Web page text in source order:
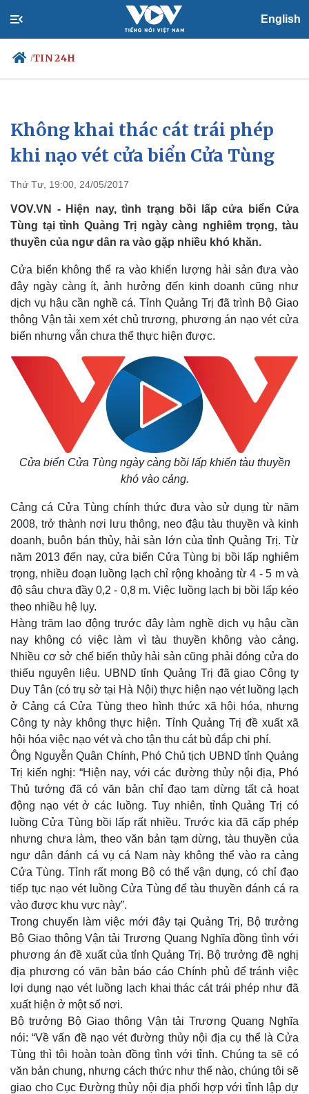
English
/TIN 24H
Chính trị
Đảng
Tổ chức nhân sự
Nhận diện sự thật
Xã hội
Tin 24h
Dự báo thời tiết
Việc làm
Biển đảo
Thế giới
Quan sát
Cuộc sống đó đây
Hồ sơ
Multimedia
Video
Ảnh
E-Magazine
Không khai thác cát trái phép
khi nạo vét cửa biển Cửa Tùng
Thứ Tư, 19:00, 24/05/2017
VOV.VN - Hiện nay, tình trạng bồi lấp cửa biển Cửa
Tùng tại tỉnh Quảng Trị ngày càng nghiêm trọng, tàu
thuyền của ngư dân ra vào gặp nhiều khó khăn.
Cửa biển không thể ra vào khiến lượng hải sản đưa vào
đây ngày càng ít, ảnh hưởng đến kinh doanh cũng như
dịch vụ hậu cần nghề cá. Tỉnh Quảng Trị đã trình Bộ Giao
thông Vận tải xem xét chủ trương, phương án nạo vét cửa
biển nhưng vẫn chưa thể thực hiện được.
Cửa biển Cửa Tùng ngày càng bồi lấp khiến tàu thuyền
khó vào cảng.
Cảng cá Cửa Tùng chính thức đưa vào sử dụng từ năm
2008, trở thành nơi lưu thông, neo đậu tàu thuyền và kinh
doanh, buôn bán thủy, hải sản lớn của tỉnh Quảng Trị. Từ
năm 2013 đến nay, cửa biển Cửa Tùng bị bồi lấp nghiêm
trọng, nhiều đoạn luồng lạch chỉ rộng khoảng từ 4 - 5 m và
độ sâu chưa đầy 0,2 - 0,8 m. Việc luồng lạch bị bồi lấp kéo
theo nhiều hệ lụy.
Hàng trăm lao động trước đây làm nghề dịch vụ hậu cần
nay không có việc làm vì tàu thuyền không vào cảng.
Nhiều cơ sở chế biến thủy hải sản cũng phải đóng cửa do
thiếu nguyên liệu. UBND tỉnh Quảng Trị đã giao Công ty
Duy Tân (có trụ sở tại Hà Nội) thực hiện nạo vét luồng lạch
ở Cảng cá Cửa Tùng theo hình thức xã hội hóa, nhưng
Công ty này không thực hiện. Tỉnh Quảng Trị đề xuất xã
hội hóa việc nạo vét và cho tận thu cát bù đắp chi phí.
Ông Nguyễn Quân Chính, Phó Chủ tịch UBND tỉnh Quảng
Trị kiến nghị: “Hiện nay, với các đường thủy nội địa, Phó
Thủ tướng đã có văn bản chỉ đạo tạm dừng tất cả hoạt
động nạo vét ở các luồng. Tuy nhiên, tỉnh Quảng Trị có
luồng Cửa Tùng bồi lấp rất nhiều. Trước kia đã cấp phép
nhưng chưa làm, theo văn bản tạm dừng, tàu thuyền của
ngư dân đánh cá vụ cá Nam này không thể vào ra cảng
Cửa Tùng. Tỉnh rất mong Bộ có thể vận dụng, có chỉ đạo
tiếp tục nạo vét luồng Cửa Tùng để tàu thuyền đánh cá ra
vào được khu vực này”.
Trong chuyến làm việc mới đây tại Quảng Trị, Bộ trưởng
Bộ Giao thông Vận tải Trương Quang Nghĩa đồng tình với
phương án đề xuất của tỉnh Quảng Trị. Bộ trưởng đề nghị
địa phương có văn bản báo cáo Chính phủ để tránh việc
lợi dụng nạo vét luồng lạch khai thác cát trái phép như đã
xuất hiện ở một số nơi.
Bộ trưởng Bộ Giao thông Vận tải Trương Quang Nghĩa
nói: “Về vấn đề nạo vét đường thủy nội địa cụ thể là Cửa
Tùng thì tôi hoàn toàn đồng tình với tỉnh. Chúng ta sẽ có
văn bản chung, nhưng cách thức như thế nào, chúng tôi sẽ
giao cho Cục Đường thủy nội địa phối hợp với tỉnh lập dự